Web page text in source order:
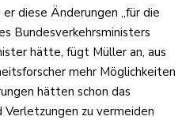
diese Änderungen „für die
Bundesverkehrsministers
hätte, fügt Müller an, aus
mehr Möglichkeiten
hätten schon das
zu vermeiden